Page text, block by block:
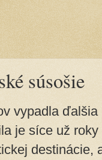
súsošie
vypadla
je síce už
destinácie,